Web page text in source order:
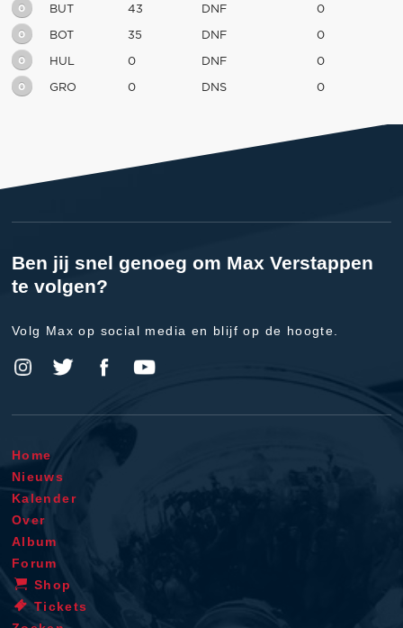
0 BUT 43 DNF 0
0 BOT 35 DNF 0
0 HUL 0 DNF 0
0 GRO 0 DNS 0
Ben jij snel genoeg om Max Verstappen
te volgen?
Volg Max op social media en blijf op de hoogte.
Home
Nieuws
Kalender
Over
Album
Forum
Shop
Tickets